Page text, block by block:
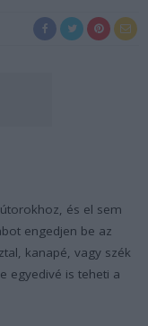
és el sem
engedjen be az
kanapé, vagy szék
egyedivé is teheti a